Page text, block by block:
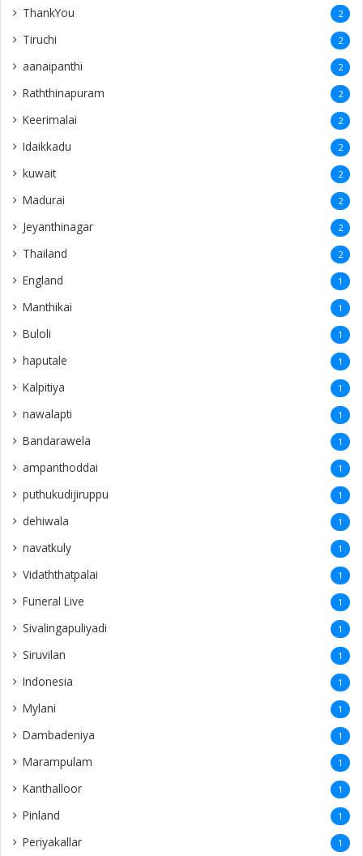
ThankYou 2
Tiruchi 2
aanaipanthi 2
Raththinapuram 2
Keerimalai 2
Idaikkadu 2
kuwait 2
Madurai 2
Jeyanthinagar 2
Thailand 2
England 1
Manthikai 1
Buloli 1
haputale 1
Kalpitiya 1
nawalapti 1
Bandarawela 1
ampanthoddai 1
puthukudijiruppu 1
dehiwala 1
navatkuly 1
Vidaththatpalai 1
Funeral Live 1
Sivalingapuliyadi 1
Siruvilan 1
Indonesia 1
Mylani 1
Dambadeniya 1
Marampulam 1
Kanthalloor 1
Pinland 1
Periyakallar 1